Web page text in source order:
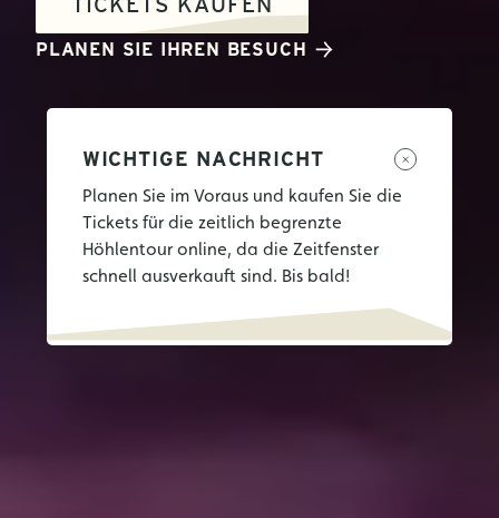
PLANEN SIE IHREN BESUCH
WICHTIGE NACHRICHT
Planen Sie im Voraus und kaufen Sie die
Tickets für die zeitlich begrenzte
Höhlentour online, da die Zeitfenster
schnell ausverkauft sind. Bis bald!